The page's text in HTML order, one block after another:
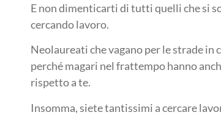
E non dimenticarti di tutti quelli che si
cercando lavoro.
Neolaureati che vagano per le strade
perché magari nel frattempo hanno
rispetto a te.
Insomma, siete tantissimi a cercare